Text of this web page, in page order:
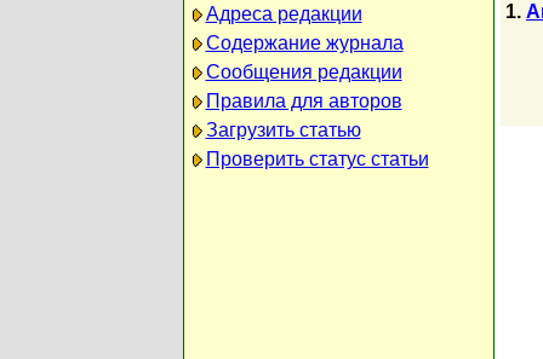
Адреса редакции
Содержание журнала
Сообщения редакции
Правила для авторов
Загрузить статью
Проверить статус статьи
1.